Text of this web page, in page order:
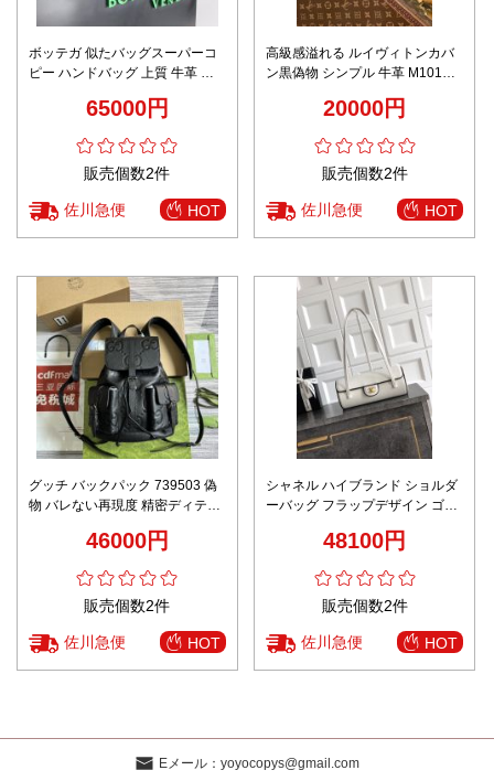
ボッテガ 似たバッグスーパーコ
ピー ハンドバッグ 上質 牛革 柔
65000円
販売個数2件
佐川急便 HOT
高級感溢れる ルイヴィトンカバ
ン黒偽物 シンプル 牛革 M10145
20000円
販売個数2件
佐川急便 HOT
グッチ バックパック 739503 偽
物 バレない再現度 精密ディテー
あり リピーター多数
46000円
販売個数2件
佐川急便 HOT
シャネル ハイブランド ショルダ
ーバッグ フラップデザイン ゴー
48100円
販売個数2件
佐川急便 HOT
Eメール： yoyocopys@gmail.com